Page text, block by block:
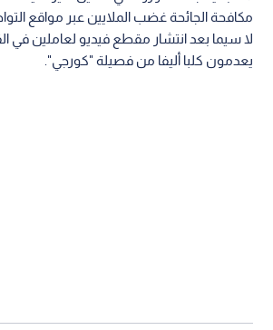
مكافحة الجائحة غضب الملايين عبر مواقع
لا سيما بعد انتشار مقطع فيديو لعاملين في
يعدمون كلبا أليفا من فصيلة "كورجي".